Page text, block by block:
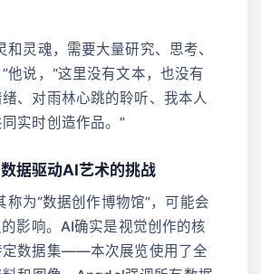
和灵魂，需要大量研究、思考、
他说，“这里没有文本，也没有
、对雨林心跳的聆听、我本人
实时创造作品。”
据驱动AI艺术的挑战
为“数据创作博物馆”，可能会
影响。AI确实是视觉创作的核
定数据集——本次展览使用了全